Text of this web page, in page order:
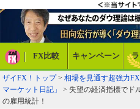
FX比較 キャンペーン
ザイFX！トップ> 相場を見通す超強力
マーケット日記」
> 失望の経済指標でド
の雇用統計！